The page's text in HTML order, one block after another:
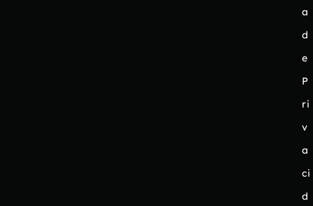
a
d
e
P
ri
v
a
ci
d